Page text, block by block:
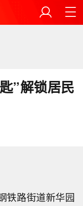
”解锁居民
铁路街道新华园